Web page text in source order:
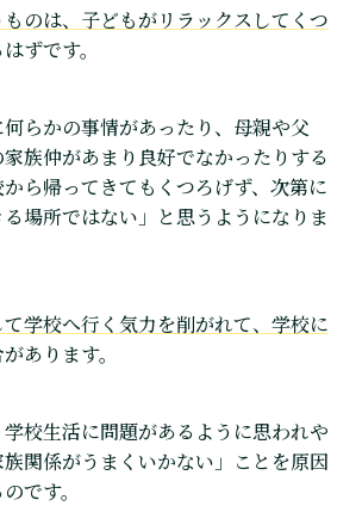
のは、子どもがリラックスしてくつ
ずです。
らかの事情があったり、母親や父
族仲があまり良好でなかったりする
ら帰ってきてもくつろげず、次第に
る場所ではない」と思うようになりま
学校へ行く気力を削がれて、学校に
あります。
校生活に問題があるように思われや
関係がうまくいかない」ことを原因
です。